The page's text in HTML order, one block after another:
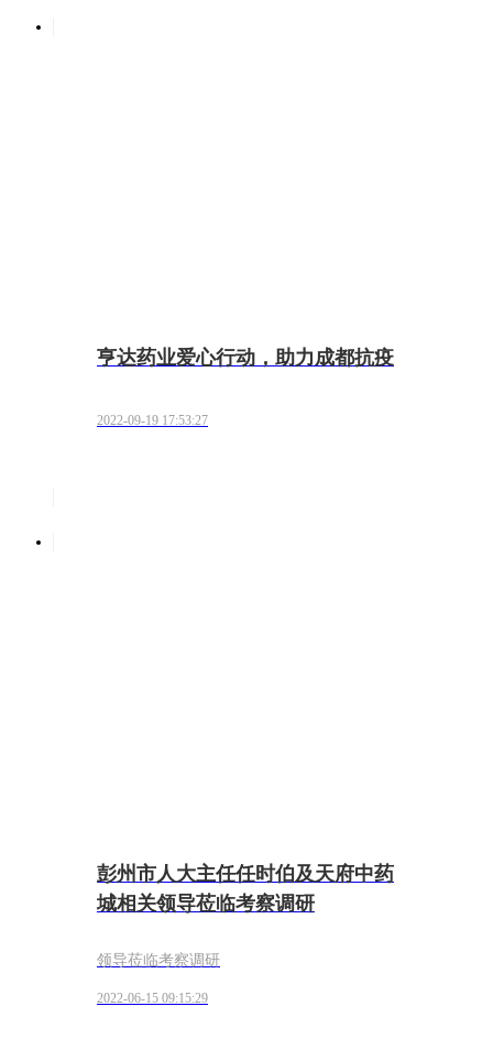
亨达药业爱心行动，助力成都抗疫
2022-09-19 17:53:27
彭州市人大主任任时伯及天府中药
城相关领导莅临考察调研
领导莅临考察调研
2022-06-15 09:15:29